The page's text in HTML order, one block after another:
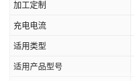
加工定制
充电电流
适用类型
适用产品型号